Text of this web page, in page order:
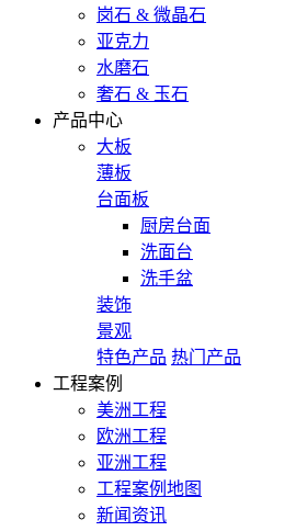
岗石 & 微晶石
亚克力
水磨石
奢石 & 玉石
产品中心
大板
薄板
台面板
厨房台面
洗面台
洗手盆
装饰
景观
特色产品 热门产品
工程案例
美洲工程
欧洲工程
亚洲工程
工程案例地图
新闻资讯